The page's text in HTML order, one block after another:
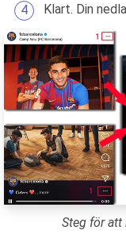
Klart. Din
Steg för att